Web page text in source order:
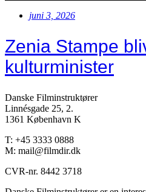
juni 3, 2026
Zenia Stampe
kulturminister
Danske Filminstruktører
Linnésgade 25, 2.
1361 København K
T: +45 3333 0888
M: mail@filmdir.dk
CVR-nr. 8442 3718